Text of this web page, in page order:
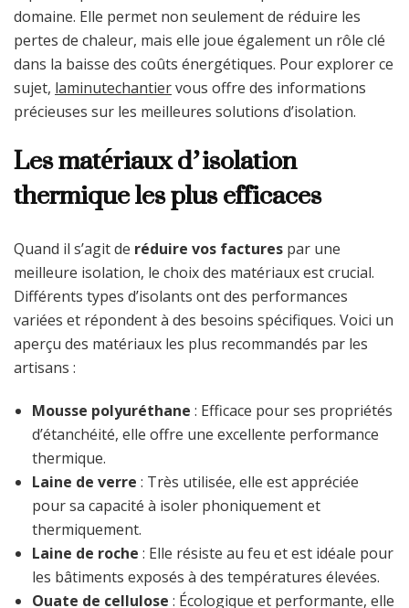
domaine. Elle permet non seulement de réduire les
pertes de chaleur, mais elle joue également un rôle clé
dans la baisse des coûts énergétiques. Pour explorer ce
sujet, laminutechantiervous offre des informations
précieuses sur les meilleures solutions d’isolation.
Les matériaux d’isolation
thermique les plus efficaces
Quand il s’agit de réduire vos factures par une
meilleure isolation, le choix des matériaux est crucial.
Différents types d’isolants ont des performances
variées et répondent à des besoins spécifiques. Voici un
aperçu des matériaux les plus recommandés par les
artisans :
Mousse polyuréthane : Efficace pour ses propriétés
d’étanchéité, elle offre une excellente performance
thermique.
Laine de verre : Très utilisée, elle est appréciée
pour sa capacité à isoler phoniquement et
thermiquement.
Laine de roche : Elle résiste au feu et est idéale pour
les bâtiments exposés à des températures élevées.
Ouate de cellulose : Écologique et performante, elle